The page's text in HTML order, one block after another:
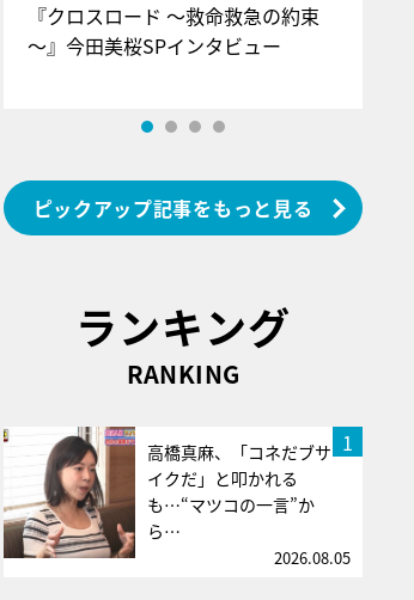
『クロスロード ～救命救急の約束
～』今田美桜SPインタビュー
ピックアップ記事をもっと見る
ランキング
RANKING
1
高橋真麻、「コネだブサ
イクだ」と叩かれる
も…“マツコの一言”か
ら…
2026.08.05